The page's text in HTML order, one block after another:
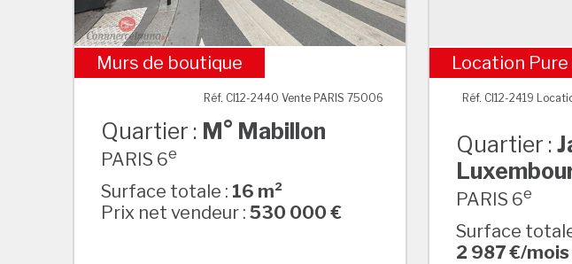
M° Mabillon
Murs de boutique
Réf. CI12-2440 Vente PARIS 75006
Quartier : M° Mabillon
PARIS 6e
Surface totale : 16 m²
Prix net vendeur : 530 000 €
Jardin
Location Pure
Réf. CI12-2419
Quartier :
PARIS 6e
Surface
2 987 €/mois